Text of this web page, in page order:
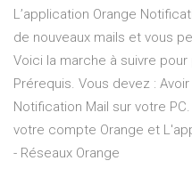
L’application Orange
de nouveaux mails et vous
Voici la marche à suivre
Prérequis. Vous devez :
Notification Mail sur votre
votre compte Orange et
- Réseaux Orange